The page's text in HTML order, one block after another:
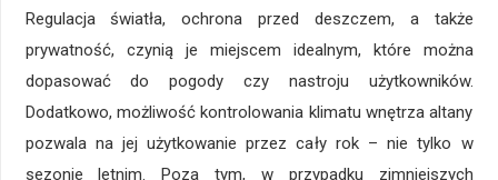
Regulacja światła, ochrona przed deszczem, a także
prywatność, czynią je miejscem idealnym, które można
dopasować do pogody czy nastroju użytkowników.
Dodatkowo, możliwość kontrolowania klimatu wnętrza altany
pozwala na jej użytkowanie przez cały rok – nie tylko w
sezonie letnim. Poza tym, w przypadku zimniejszych